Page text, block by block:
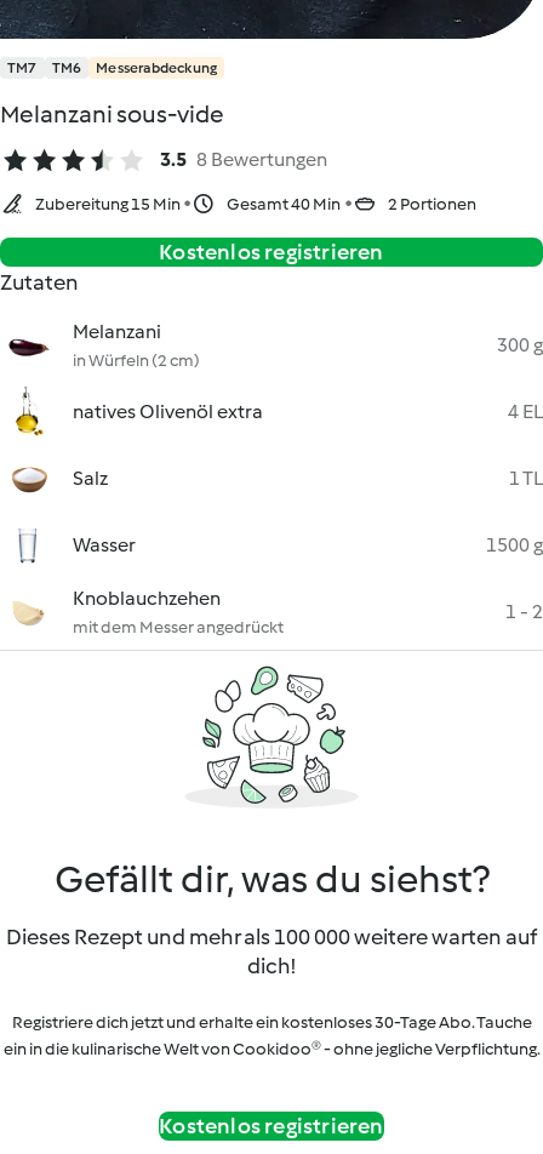
TM7 TM6 Messerabdeckung
Melanzani sous-vide
3.5 8 Bewertungen
Zubereitung 15 Min Gesamt 40 Min 2 Portionen
Kostenlos registrieren
Zutaten
Melanzani
in Würfeln (2 cm)
300 g
natives Olivenöl extra 4 EL
Salz 1 TL
Wasser 1500 g
Knoblauchzehen
mit dem Messer angedrückt
1 - 2
Gefällt dir, was du siehst?
Dieses Rezept und mehr als 100 000 weitere warten auf
dich!
Registriere dich jetzt und erhalte ein kostenloses 30-Tage Abo. Tauche
ein in die kulinarische Welt von Cookidoo® - ohne jegliche Verpflichtung.
Kostenlos registrieren